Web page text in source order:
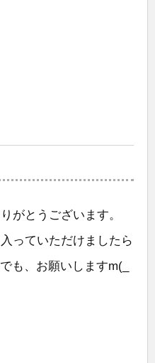
がとうございます。
っていただけましたら
も、お願いしますm(_